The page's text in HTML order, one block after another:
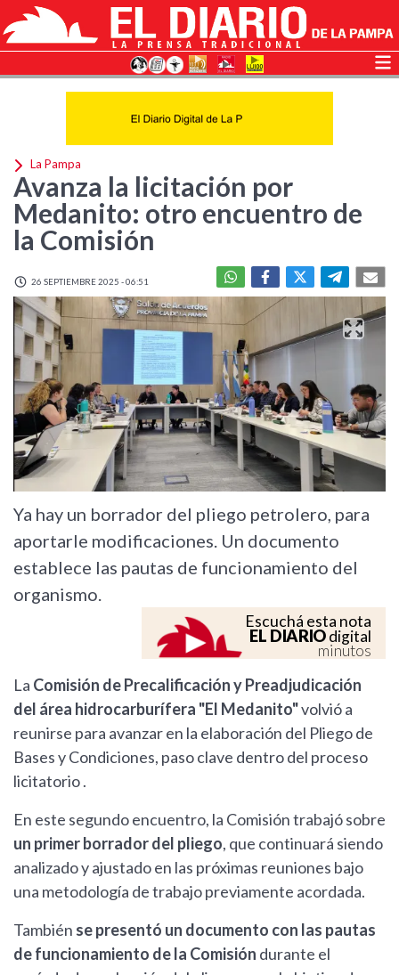
La Pampa
Avanza la licitación por
Medanito: otro encuentro de
la Comisión
26 SEPTIEMBRE 2025 - 06:51
Ya hay un borrador del pliego petrolero, para
aportarle modificaciones. Un documento
establece las pautas de funcionamiento del
organismo.
Escuchá esta nota
EL DIARIOdigital
minutos
La Comisión de Precalificación y Preadjudicación
del área hidrocarburífera "El Medanito"volvió a
reunirse para avanzar en la elaboración del Pliego de
Bases y Condiciones, paso clave dentro del proceso
licitatorio .
En este segundo encuentro, la Comisión trabajó sobre
un primer borrador del pliego, que continuará siendo
analizado y ajustado en las próximas reuniones bajo
una metodología de trabajo previamente acordada.
También se presentó un documento con las pautas
de funcionamiento de la Comisión durante el